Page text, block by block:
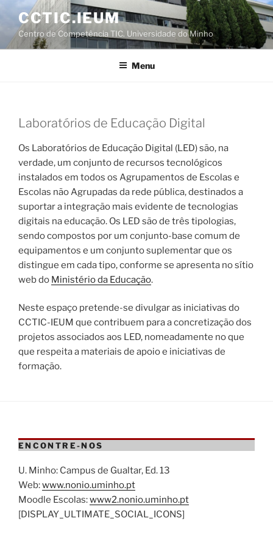
Saltar
conteúdo
CCTIC.IEUM
Centro de Competência TIC. Universidade do Minho
Menu
Laboratórios de Educação Digital
Os Laboratórios de Educação Digital (LED) são, na
verdade, um conjunto de recursos tecnológicos
instalados em todos os Agrupamentos de Escolas e
Escolas não Agrupadas da rede pública, destinados a
suportar a integração mais evidente de tecnologias
digitais na educação. Os LED são de três tipologias,
sendo compostos por um conjunto-base comum de
equipamentos e um conjunto suplementar que os
distingue em cada tipo, conforme se apresenta no sítio
web do Ministério da Educação.
Neste espaço pretende-se divulgar as iniciativas do
CCTIC-IEUM que contribuem para a concretização dos
projetos associados aos LED, nomeadamente no que
que respeita a materiais de apoio e iniciativas de
formação.
ENCONTRE-NOS
U. Minho: Campus de Gualtar, Ed. 13
Web:www.nonio.uminho.pt
Moodle Escolas:www2.nonio.uminho.pt
[DISPLAY_ULTIMATE_SOCIAL_ICONS]